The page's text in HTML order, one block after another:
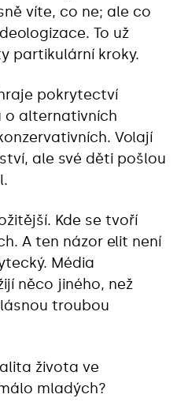
víte, co ne; ale co
To už
partikulární kroky.
pokrytectví
o alternativních
Volají
ale své děti pošlou
Kde se tvoří
A ten názor elit není
Média
něco jiného, než
troubou
života ve
mladých?